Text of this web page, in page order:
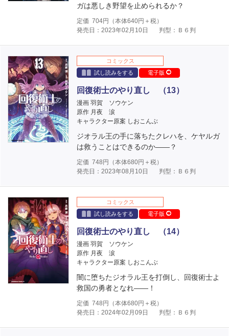
ガは悪しき野望を止められるか？
定価 704円（本体640円＋税）
発売日：2023年02月10日
判型：Ｂ６判
コミックス
試し読みをする
電子版
回復術士のやり直し （13）
漫画 羽賀 ソウケン
原作 月夜 涙
キャラクター原案 しおこんぶ
ジオラル王の手に落ちたクレハを、ケヤルガ
は救うことはできるのか――？
定価 748 円（本体680円＋税）
発売日：2023年08月10日
判型：Ｂ６判
コミックス
試し読みをする
電子版
回復術士のやり直し （14）
漫画 羽賀 ソウケン
原作 月夜 涙
キャラクター原案 しおこんぶ
闇に堕ちたジオラル王を打倒し、回復術士よ
救国の勇者となれ――！
定価 748 円（本体680円＋税）
発売日：2024年02月09日
判型：Ｂ６判